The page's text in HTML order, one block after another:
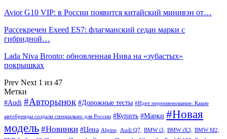
Avior G10 VIP: в России появится китайский минивэн от…
Рассекречен Exeed ES7: флагманский седан марки с
гибридной…
Lada Niva Bronto: обновленная Нива на «зубастых»
покрышках
Prev Next 1 из 47
Метки
#Audi #Авторынок #Дорожные тесты #Идет переименование: Какие
автобренды создали специально для России #Купить #Марки #Новая
модель #Новинки #Цена Alpine, Audi Q7, BMW i3, BMW iX3,
BMW M2,